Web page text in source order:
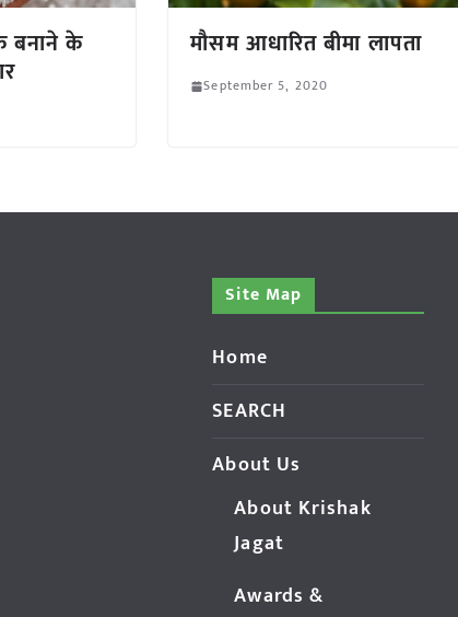
बनाने के मौसम आधारित बीमा लापता
September 5, 2020
Site Map
Home
SEARCH
About Us
About Krishak
Jagat
Awards &